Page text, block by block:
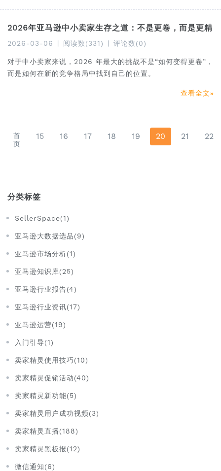
2026年亚马逊中小卖家生存之道：不是更卷，而是更精
2026-03-06 阅读数(331) 评论数(0)
对于中小卖家来说，2026 年最大的挑战不是“如何变得更卷”，
而是如何在新的竞争格局中找到自己的位置。
查看全文
首
页
15 16 17 18 19 20 21 22
分类标签
SellerSpace(1)
亚马逊大数据选品(9)
亚马逊市场分析(1)
亚马逊知识库(25)
亚马逊行业报告(4)
亚马逊行业资讯(17)
亚马逊运营(19)
入门引导(1)
卖家精灵使用技巧(10)
卖家精灵促销活动(40)
卖家精灵新功能(5)
卖家精灵用户成功视频(3)
卖家精灵直播(188)
卖家精灵黑板报(12)
微信通知(6)